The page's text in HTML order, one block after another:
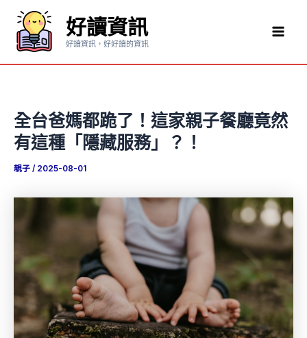
要
好讀資訊
好讀資訊，好好讀的資訊
全台爸媽都跪了！這家親子餐廳竟然
有這種「隱藏服務」？！
親子 / 2025-08-01